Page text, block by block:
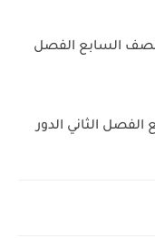
للصف السابع الفصل
الثاني الدور